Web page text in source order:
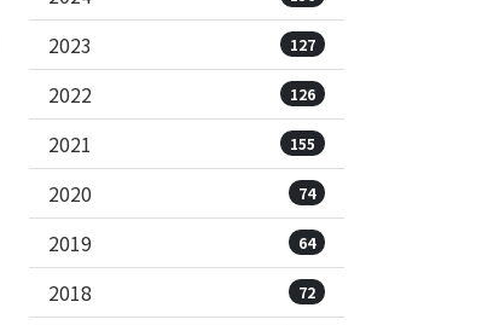
2023 127
2022 126
2021 155
2020 74
2019 64
2018 72